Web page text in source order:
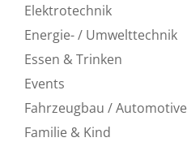
Elektrotechnik
Energie- / Umwelttechnik
Essen & Trinken
Events
Fahrzeugbau / Automotive
Familie & Kind